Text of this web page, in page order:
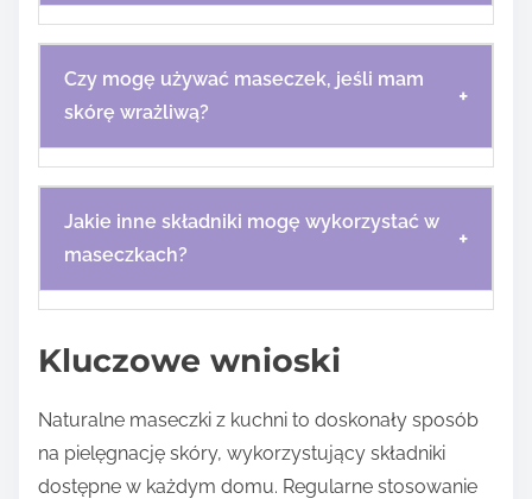
Czy mogę używać maseczek, jeśli mam
skórę wrażliwą?
+
Jakie inne składniki mogę wykorzystać w
maseczkach?
+
Kluczowe wnioski
Naturalne maseczki z kuchni to doskonały sposób
na pielęgnację skóry, wykorzystujący składniki
dostępne w każdym domu. Regularne stosowanie